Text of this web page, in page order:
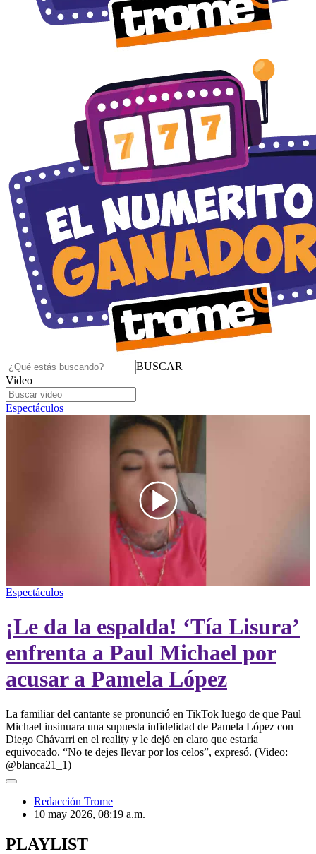
BUSCAR
Video
Espectáculos
Espectáculos
¡Le da la espalda! ‘Tía Lisura’
enfrenta a Paul Michael por
acusar a Pamela López
La familiar del cantante se pronunció en TikTok luego de que Paul
Michael insinuara una supuesta infidelidad de Pamela López con
Diego Chávarri en el reality y le dejó en claro que estaría
equivocado. “No te dejes llevar por los celos”, expresó. (Video:
@blanca21_1)
Redacción Trome
10 may 2026, 08:19 a.m.
PLAYLIST